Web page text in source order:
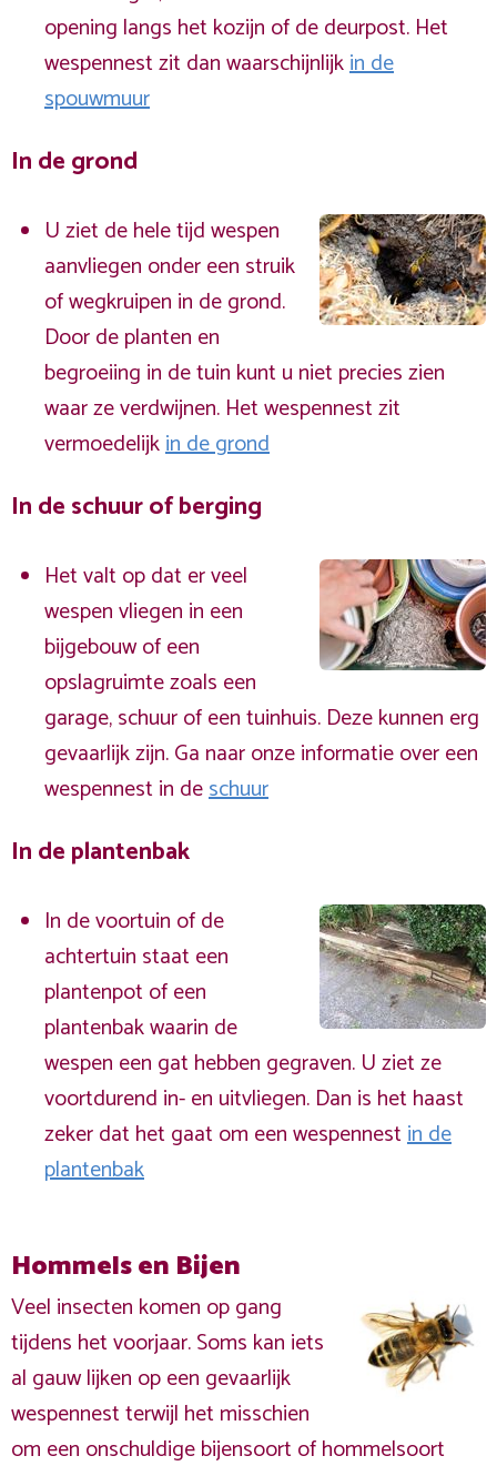
opening langs het kozijn of de deurpost. Het
wespennest zit dan waarschijnlijkin de
spouwmuur
In de grond
U ziet de hele tijd wespen
aanvliegen onder een struik
of wegkruipen in de grond.
Door de planten en
begroeiing in de tuin kunt u niet precies zien
waar ze verdwijnen. Het wespennest zit
vermoedelijkin de grond
In de schuur of berging
Het valt op dat er veel
wespen vliegen in een
bijgebouw of een
opslagruimte zoals een
garage, schuur of een tuinhuis. Deze kunnen erg
gevaarlijk zijn. Ga naar onze informatie over een
wespennest in deschuur
In de plantenbak
In de voortuin of de
achtertuin staat een
plantenpot of een
plantenbak waarin de
wespen een gat hebben gegraven. U ziet ze
voortdurend in- en uitvliegen. Dan is het haast
zeker dat het gaat om een wespennestin de
plantenbak
Hommels en Bijen
Veel insecten komen op gang
tijdens het voorjaar. Soms kan iets
al gauw lijken op een gevaarlijk
wespennest terwijl het misschien
om een onschuldige bijensoort of hommelsoort